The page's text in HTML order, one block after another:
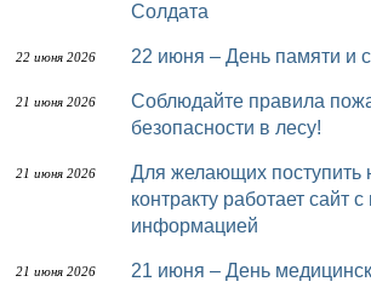
Солдата
22 июня 2026 22 июня – День памяти и
21 июня 2026
Соблюдайте правила пожарной
безопасности в лесу!
21 июня 2026
Для желающих поступить на службу по
контракту работает сайт
информацией
21 июня 2026 21 июня – День